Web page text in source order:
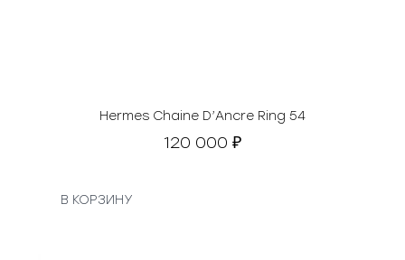
Hermes Chaine D’Ancre Ring 54
120 000 ₽
В КОРЗИНУ